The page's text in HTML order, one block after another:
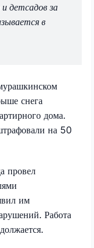
детсадов за
в
снега
дома.
на 50
провел
им
Работа